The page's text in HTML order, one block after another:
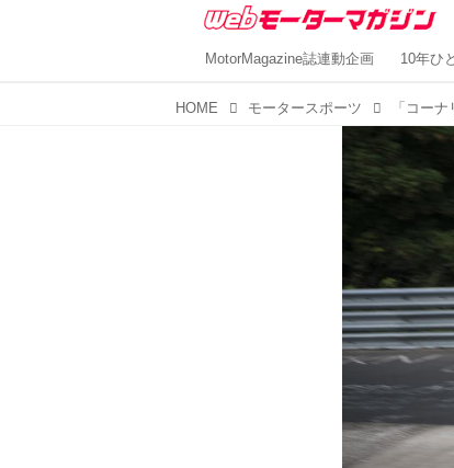
MotorMagazine誌連動企画 10年ひ
HOME モータースポーツ